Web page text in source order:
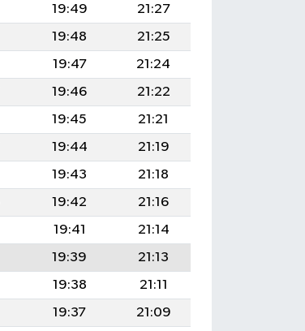
19:49
21:27
19:48
21:25
19:47
21:24
19:46
21:22
19:45
21:21
19:44
21:19
19:43
21:18
19:42
21:16
19:41
21:14
19:39
21:13
19:38
21:11
19:37
21:09